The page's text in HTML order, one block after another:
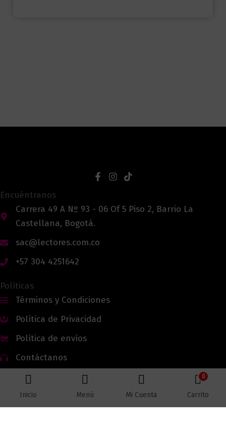
Encuéntranos
Carrera 49 A Nº 93 - 06 Of 5 Piso 2, Barrio La
Castellana, Bogotá.
sac@lectores.com.co
+57 304 4251642
Políticas
Términos y Condiciones
Política de Privacidad
Política de envíos
Contáctanos
Todos los derechos reservados © 2026 Lectores.co |
Inicio Menú Mi Cuenta
0
Carrito